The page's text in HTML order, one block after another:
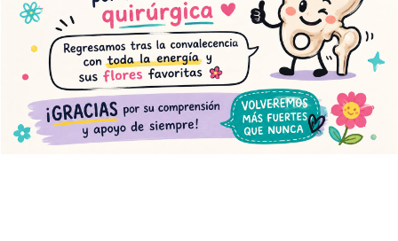
Centro «es niño»
68,00€
Orquídea circular
45,00€